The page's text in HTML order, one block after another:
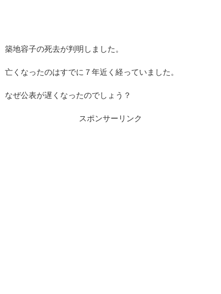
築地容子の死去が判明しました。
亡くなったのはすでに７年近く経っていました。
なぜ公表が遅くなったのでしょう？
スポンサーリンク